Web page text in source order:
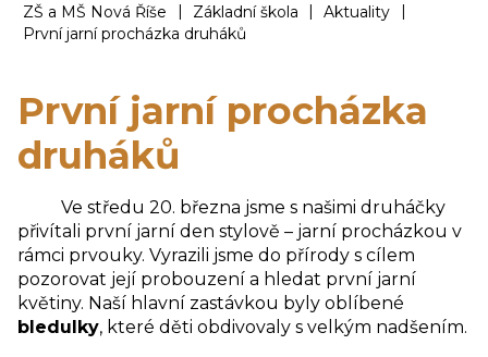
ZŠ a MŠ Nová Říše | Základní škola | Aktuality
|
První jarní procházka druháků
První jarní procházka
druháků
Ve středu 20. března jsme s našimi druháčky
přivítali první jarní den stylově – jarní procházkou v
rámci prvouky. Vyrazili jsme do přírody s cílem
pozorovat její probouzení a hledat první jarní
květiny. Naší hlavní zastávkou byly oblíbené
bledulky, které děti obdivovaly s velkým nadšením.